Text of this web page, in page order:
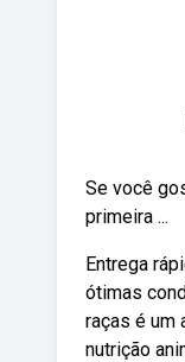
Se você
primeira ...
Entrega
ótimas
raças é um
nutrição